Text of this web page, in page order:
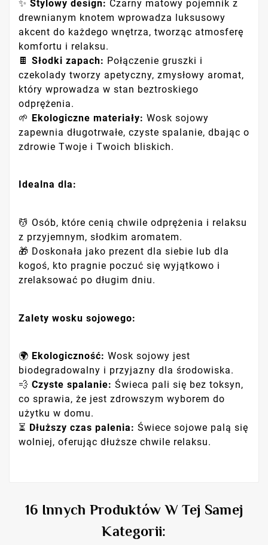
✨ Stylowy design: Czarny matowy pojemnik z
drewnianym knotem wprowadza luksusowy
akcent do każdego wnętrza, tworząc atmosferę
komfortu i relaksu.
🍫 Słodki zapach: Połączenie gruszki i
czekolady tworzy apetyczny, zmysłowy aromat,
który wprowadza w stan beztroskiego
odprężenia.
🌱 Ekologiczne materiały: Wosk sojowy
zapewnia długotrwałe, czyste spalanie, dbając o
zdrowie Twoje i Twoich bliskich.
Idealna dla:
💆 Osób, które cenią chwile odprężenia i relaksu
z przyjemnym, słodkim aromatem.
🎁 Doskonała jako prezent dla siebie lub dla
kogoś, kto pragnie poczuć się wyjątkowo i
zrelaksować po długim dniu.
Zalety wosku sojowego:
🌍 Ekologiczność: Wosk sojowy jest
biodegradowalny i przyjazny dla środowiska.
💨 Czyste spalanie: Świeca pali się bez toksyn,
co sprawia, że jest zdrowszym wyborem do
użytku w domu.
⏳ Dłuższy czas palenia: Świece sojowe palą się
wolniej, oferując dłuższe chwile relaksu.
16 Innych Produktów W Tej Samej
Kategorii: